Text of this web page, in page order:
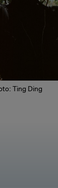
Ting Ding